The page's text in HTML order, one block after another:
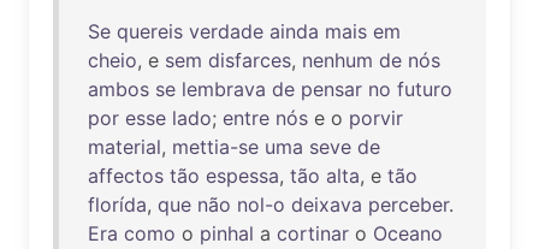
Se quereis verdade ainda mais em
cheio, e sem disfarces, nenhum de nós
ambos se lembrava de pensar no futuro
por esse lado; entre nós e o porvir
material, mettia-se uma seve de
affectos tão espessa, tão alta, e tão
florída, que não nol-o deixava perceber.
Era como o pinhal a cortinar o Oceano